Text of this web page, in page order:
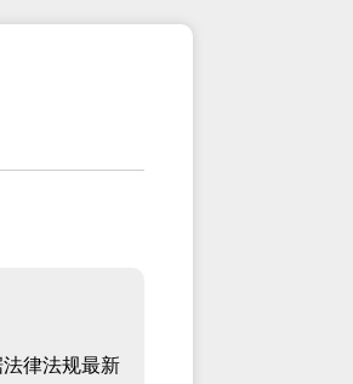
律法规最新